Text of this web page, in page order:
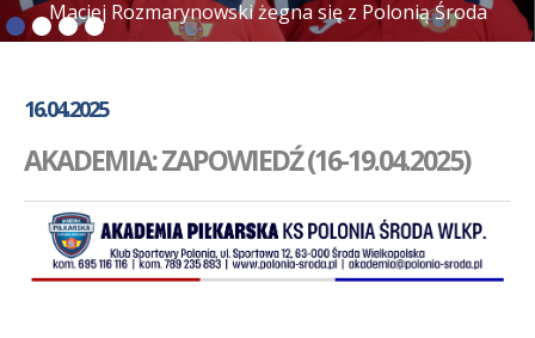
BILETY
KONTAKT
SKLEP
PLAN TRENINGÓW
16.04.2025
AKADEMIA: ZAPOWIEDŹ (16-19.04.2025)